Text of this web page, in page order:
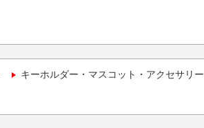
キーホルダー・マスコット・アクセサリー